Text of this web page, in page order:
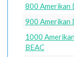
800 Amerikan
900 Amerikan
1000
BEAC